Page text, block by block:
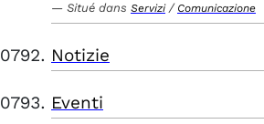
Situé dans Servizi / Comunicazione
Notizie
Eventi